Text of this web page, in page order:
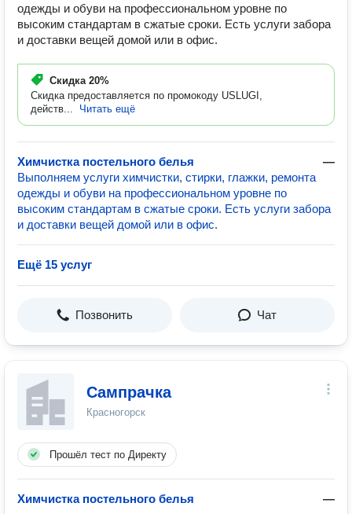
одежды и обуви на профессиональном уровне по
высоким стандартам в сжатые сроки. Есть услуги забора
и доставки вещей домой или в офис.
Скидка 20%
Скидка предоставляется по промокоду USLUGI,
действ...
Читать ещё
Химчистка постельного белья
—
Выполняем услуги химчистки, стирки, глажки, ремонта
одежды и обуви на профессиональном уровне по
высоким стандартам в сжатые сроки. Есть услуги забора
и доставки вещей домой или в офис.
Ещё 15 услуг
Позвонить Чат
Сампрачка
Красногорск
Прошёл тест по Директу
Химчистка постельного белья —